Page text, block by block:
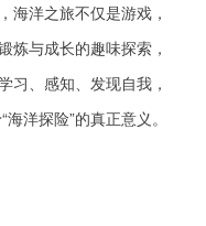
海洋之旅不仅是游戏，
炼与成长的趣味探索，
习、感知、发现自我，
洋探险”的真正意义。